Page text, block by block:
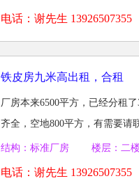
电话： 谢先生 13926507355
铁皮房九米高出租，合租
厂房本来6500平方，已经分租
齐全，空地800平方，有需要请
结构：标准厂房 楼层：二
电话： 谢先生 13926507355